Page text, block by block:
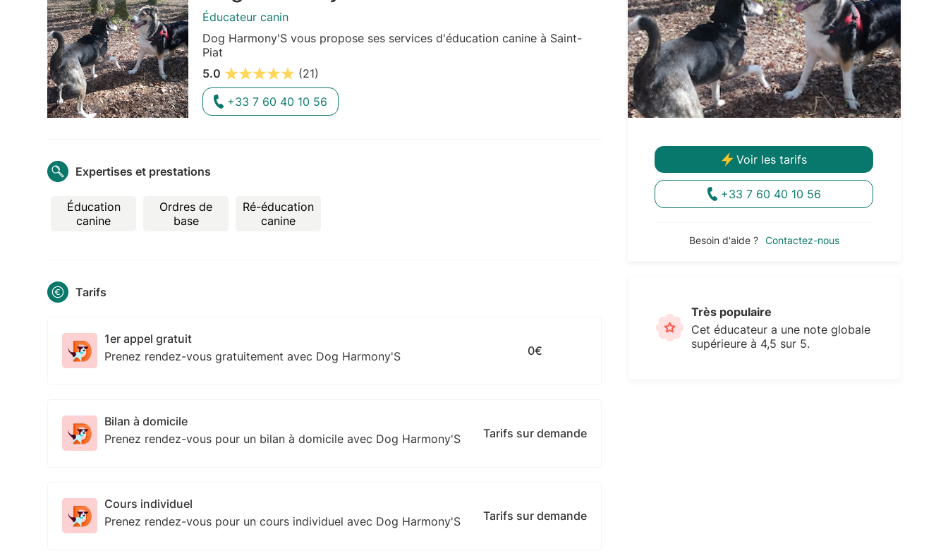
Éducateur canin
Dog Harmony'S vous propose ses services d'éducation canine à Saint-
Piat
5.0
(21)
+33 7 60 40 10 56
Expertises et prestations
Éducation
canine
Ordres de
base
Ré-éducation
canine
Tarifs
1er appel gratuit
Prenez rendez-vous gratuitement avec Dog Harmony'S
0€
Bilan à domicile
Prenez rendez-vous pour un bilan à domicile avec Dog Harmony'S
Tarifs sur demande
Cours individuel
Prenez rendez-vous pour un cours individuel avec Dog Harmony'S
Tarifs sur demande
Voir les tarifs
+33 7 60 40 10 56
Besoin d'aide ? Contactez-nous
Très populaire
Cet éducateur a une note globale
supérieure à 4,5 sur 5.